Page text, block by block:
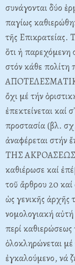
συνάγονται δύο
παγίως
τῆς Eπικρατείας.
ὅτι ἡ παρεχόμενη
στόν κάθε πολίτη
ὄχι μέ τήν
ἐπεκτείνεται καί
προστασία (βλ.
ἀναφέρεται στήν
THΣ
καθιέρωσε καί
τοῦ ἄρθρου 20
ὡς γενικῆς ἀρχῆς
νομολογιακή
περί
ὁλοκληρώνεται
ἐγκαλούμενο, νά